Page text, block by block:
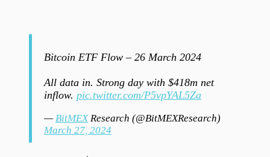
Bitcoin ETF Flow – 26 March 2024
All data in. Strong day with $418m net
inflow. pic.twitter.com/P5vpYAL5Za
—BitMEXResearch (@BitMEXResearch)
March 27, 2024